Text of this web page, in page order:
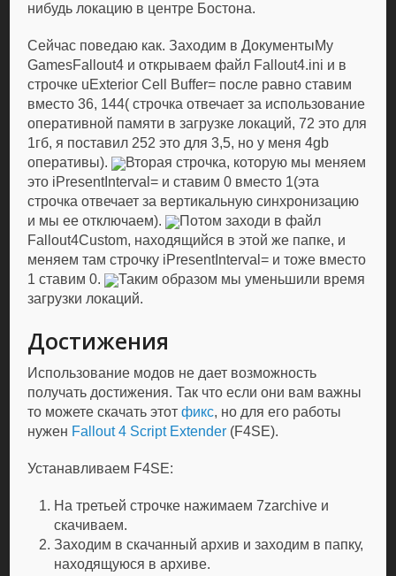
нибудь локацию в центре Бостона.
Сейчас поведаю как. Заходим в ДокументыMy
GamesFallout4 и открываем файл Fallout4.ini и в
строчке uExterior Cell Buffer= после равно ставим
вместо 36, 144( строчка отвечает за использование
оперативной памяти в загрузке локаций, 72 это для
1гб, я поставил 252 это для 3,5, но у меня 4gb
оперативы).
Вторая строчка, которую мы меняем
это iPresentInterval= и ставим 0 вместо 1(эта
строчка отвечает за вертикальную cинхронизацию
и мы ее отключаем).
Потом заходи в файл
Fallout4Custom, находящийся в этой же папке, и
меняем там строчку iPresentInterval= и тоже вместо
1 ставим 0.
Таким образом мы уменьшили время
загрузки локаций.
Достижения
Использование модов не дает возможность
получать достижения. Так что если они вам важны
то можете скачать этотфикс, но для его работы
нужен Fallout 4 Script Extender (F4SE).
Устанавливаем F4SE:
На третьей строчке нажимаем 7zarchive и
скачиваем.
Заходим в скачанный архив и заходим в папку,
находящуюся в архиве.